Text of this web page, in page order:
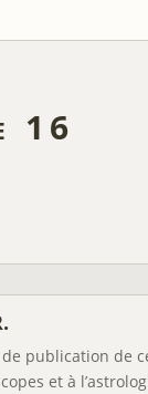
16
publication de
et à